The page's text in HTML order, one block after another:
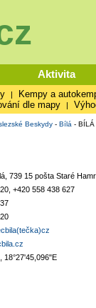
Aktivita
| Kempy a
dle mapy |
Beskydy - Bílá - BÍLÁ
739 15 pošta Staré
+420 558 438 627
18°27'45,096"E